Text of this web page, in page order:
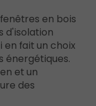
en bois
d'isolation
en fait un choix
énergétiques.
et un
des